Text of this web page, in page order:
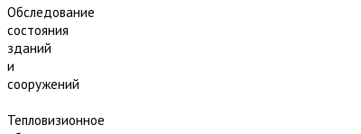
Обследование
состояния
зданий
и
сооружений
Тепловизионное